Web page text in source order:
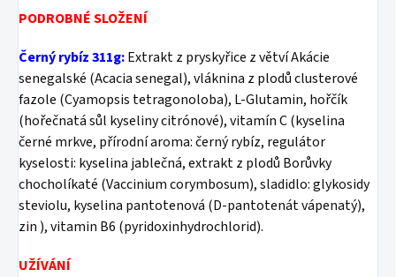
PODROBNÉ SLOŽENÍ
Černý rybíz 311g:Extrakt z pryskyřice z větví Akácie
senegalské (Acacia senegal), vláknina z plodů clusterové
fazole (Cyamopsis tetragonoloba), L-Glutamin, hořčík
(hořečnatá sůl kyseliny citrónové), vitamín C (kyselina
černé mrkve, přírodní aroma: černý rybíz, regulátor
kyselosti: kyselina jablečná, extrakt z plodů Borůvky
chocholíkaté (Vaccinium corymbosum), sladidlo: glykosidy
steviolu, kyselina pantotenová (D-pantotenát vápenatý),
zin ), vitamin B6 (pyridoxinhydrochlorid).
UŽÍVÁNÍ